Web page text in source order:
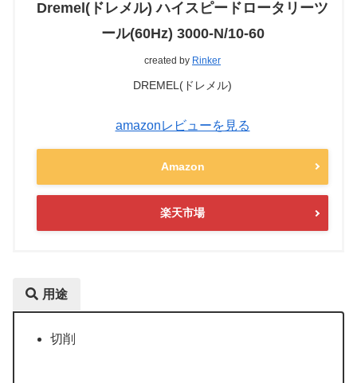
Dremel(ドレメル) ハイスピードロータリーツ
ール(60Hz) 3000-N/10-60
created by Rinker
DREMEL(ドレメル)
amazonレビューを見る
Amazon
楽天市場
用途
切削